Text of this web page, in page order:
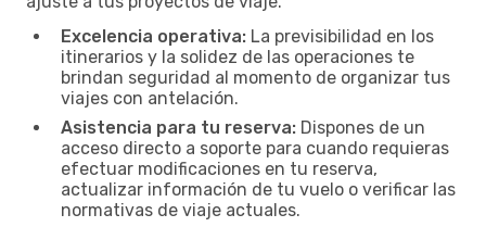
Excelencia operativa: La previsibilidad en los
itinerarios y la solidez de las operaciones te
brindan seguridad al momento de organizar tus
viajes con antelación.
Asistencia para tu reserva: Dispones de un
acceso directo a soporte para cuando requieras
efectuar modificaciones en tu reserva,
actualizar información de tu vuelo o verificar las
normativas de viaje actuales.